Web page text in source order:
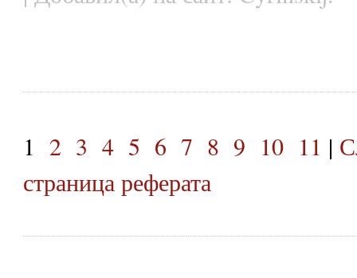
1 2 3 4 5 6 7 8 9 10 11 |
страница реферата